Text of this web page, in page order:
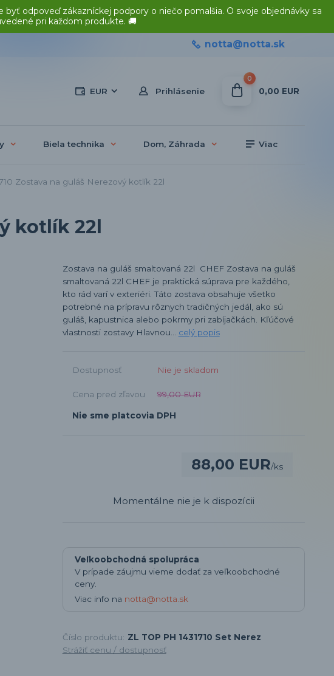
odpoveď zákazníckej podpory o niečo pomalšia. O svoje objednávky sa
pri každom produkte. 🚚
EUR Prihlásenie
notta@notta.sk
0
0,00 EUR
Biela technika Dom, Záhrada Viac
Zostava na guláš Nerezový kotlík 22l
kotlík 22l
Zostava na guláš smaltovaná 22l CHEF Zostava na guláš
smaltovaná 22l CHEF je praktická súprava pre každého,
kto rád varí v exteriéri. Táto zostava obsahuje všetko
potrebné na prípravu rôznych tradičných jedál, ako sú
guláš, kapustnica alebo pokrmy pri zabíjačkách. Kľúčové
vlastnosti zostavy Hlavnou... celý popis
Dostupnosť Nie je skladom
Cena pred zľavou 99,00 EUR
Nie sme platcovia DPH
88,00 EUR/ks
Momentálne nie je k dispozícii
Veľkoobchodná spolupráca
V prípade záujmu vieme dodať za veľkoobchodné
ceny.
Viac info na notta@notta.sk
Číslo produktu: ZL TOP PH 1431710 Set Nerez
Strážiť cenu / dostupnosť